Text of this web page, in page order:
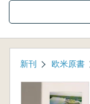
新刊 欧米原書